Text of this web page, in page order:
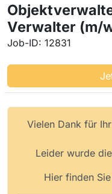
Verwalter (m/
Job-ID: 12831
Vielen Dank für
Leider wurde
Hier finden